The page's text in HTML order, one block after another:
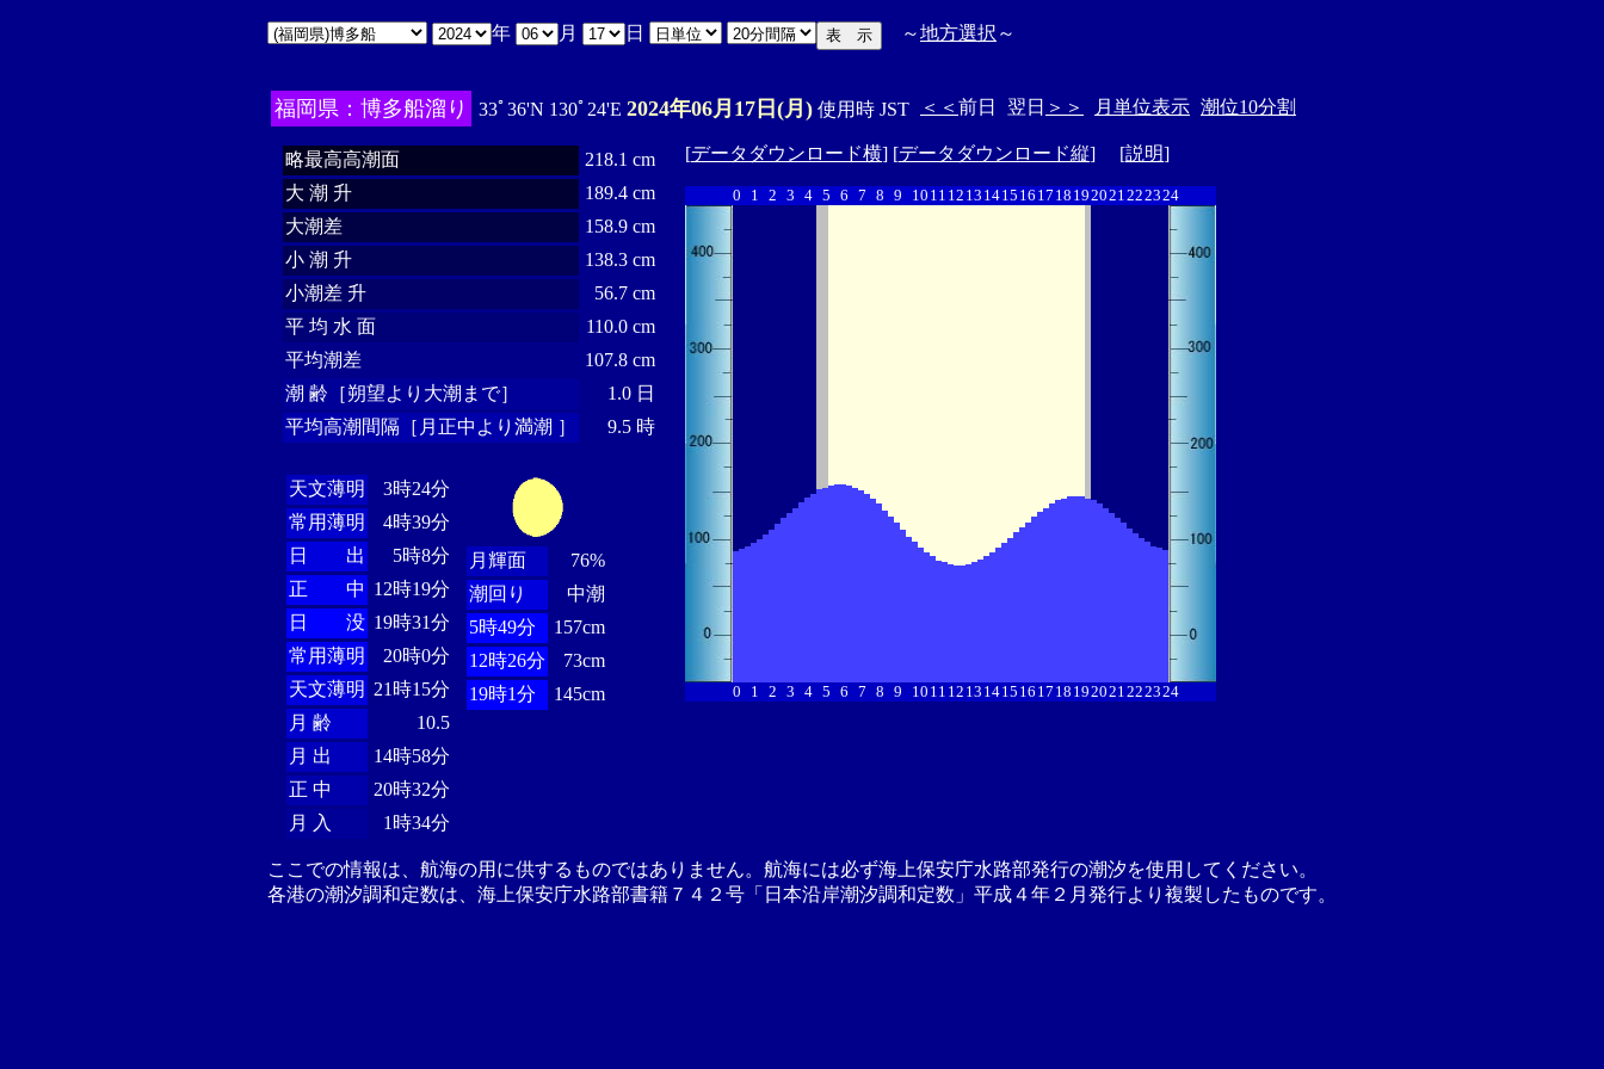
年 月 日 ～地方選択 ～
福岡県：博多船溜り 33ﾟ36'N 130ﾟ24'E 2024年06月17日(月) 使用時 JST ＜＜ 前日 翌日 ＞＞ 月単位表示 潮位10分割
略最高高潮面
218.1 cm
大 潮 升
189.4 cm
大潮差
158.9 cm
小 潮 升
138.3 cm
小潮差 升
56.7 cm
平 均 水 面
110.0 cm
平均潮差
107.8 cm
潮 齢［朔望より大潮まで］
1.0 日
平均高潮間隔［月正中より満潮 ］
9.5 時
天文薄明
3時24分
常用薄明
4時39分
日 出
5時8分
正 中 12時19分
日 没 19時31分
常用薄明
20時0分
天文薄明 21時15分
月 齢
10.5
月 出
14時58分
正 中
20時32分
月 入
1時34分
月輝面
76%
潮回り
中潮
5時49分
157cm
12時26分
73cm
19時1分
145cm
[データダウンロード横] [データダウンロード縦] [説明]
0 1 2 3 4 5 6 7 8 9 10 11 12 13 1415 16 17 18 192021222324
0 1 2 3 4 5 6 7 8 9 10 11 12 13 1415 16 17 18 192021222324
ここでの情報は、航海の用に供するものではありません。航海には必ず海上保安庁水路部発行の潮汐を使用してください。
各港の潮汐調和定数は、海上保安庁水路部書籍７４２号「日本沿岸潮汐調和定数」平成４年２月発行より複製したものです。